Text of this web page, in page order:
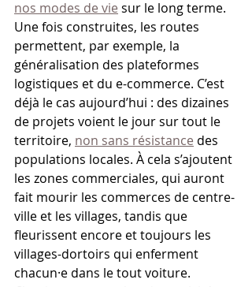
nos modes de vie sur le long terme.
Une fois construites, les routes
permettent, par exemple, la
généralisation des plateformes
logistiques et du e-commerce. C’est
déjà le cas aujourd’hui : des dizaines
de projets voient le jour sur tout le
territoire, non sans résistance des
populations locales. À cela s’ajoutent
les zones commerciales, qui auront
fait mourir les commerces de centre-
ville et les villages, tandis que
fleurissent encore et toujours les
villages-dortoirs qui enferment
chacun·e dans le tout voiture.